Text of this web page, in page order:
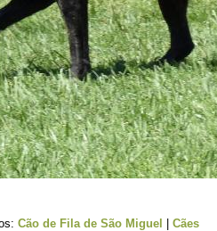
Cão de Fila de São Miguel Cães